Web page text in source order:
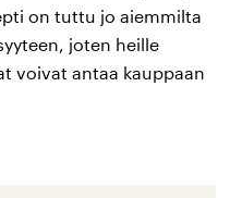
on tuttu jo aiemmilta
joten heille
voivat antaa kauppaan